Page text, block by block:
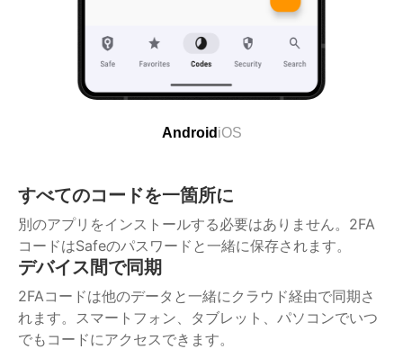
Android iOS
すべてのコードを一箇所に
別のアプリをインストールする必要はありません。2FA
コードはSafeのパスワードと一緒に保存されます。
デバイス間で同期
2FAコードは他のデータと一緒にクラウド経由で同期さ
れます。スマートフォン、タブレット、パソコンでいつ
でもコードにアクセスできます。